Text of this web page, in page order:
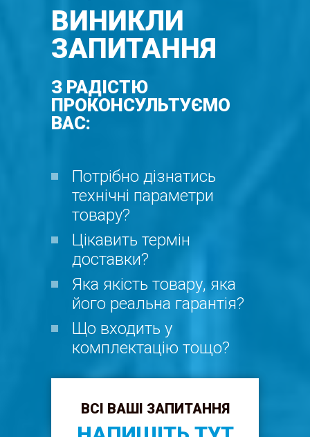
ВИНИКЛИ
ЗАПИТАННЯ
З РАДІСТЮ
ПРОКОНСУЛЬТУЄМО
ВАС:
Потрібно дізнатись
технічні параметри
товару?
Цікавить термін
доставки?
Яка якість товару, яка
його реальна гарантія?
Що входить у
комплектацію тощо?
ВСІ ВАШІ ЗАПИТАННЯ